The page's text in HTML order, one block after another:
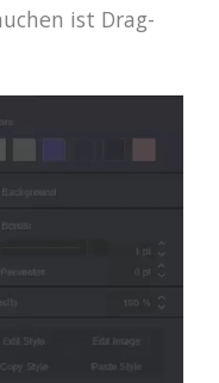
ist Drag-